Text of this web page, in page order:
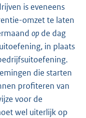
is eveneens
omzet te laten
op de dag
in plaats
die starten
profiteren van
voor de
wel uiterlijk op